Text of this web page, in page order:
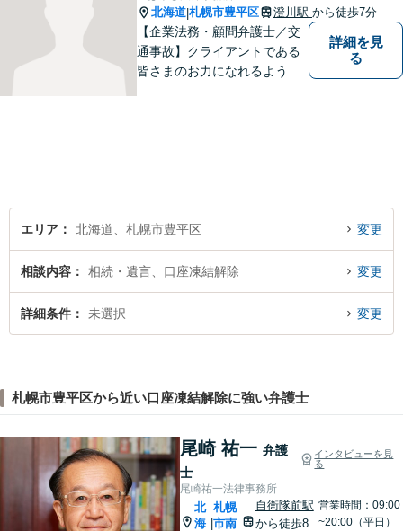
北海道|札幌市豊平区 澄川駅 から徒歩7分
【企業法務・顧問弁護士／交
通事故】クライアントである
皆さまのお力になれるよう全
詳細を見
る
エリア 北海道、札幌市豊平区 変更
相談内容 相続・遺言、口座凍結解除 変更
詳細条件 未選択 変更
札幌市豊平区から近い口座凍結解除に強い弁護士
尾崎 祐一 弁護
士
インタビューを見
る
尾崎祐一法律事務所
北
海 |
札幌
市南
自衛隊前駅
から徒歩8
営業時間：09:00
~20:00（平日）